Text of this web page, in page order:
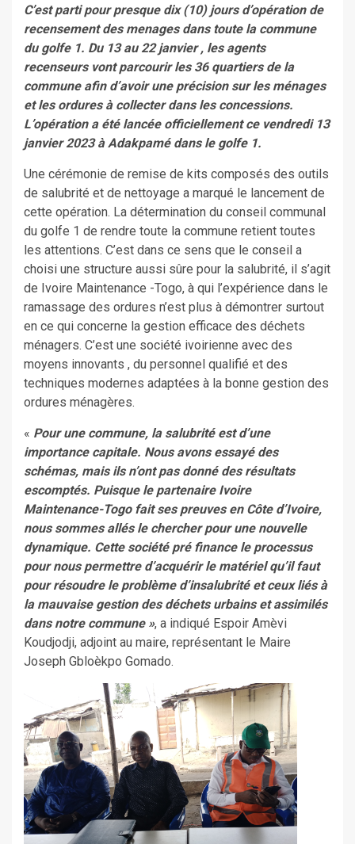
C’est parti pour presque dix (10) jours d’opération de
recensement des menages dans toute la commune
du golfe 1. Du 13 au 22 janvier , les agents
recenseurs vont parcourir les 36 quartiers de la
commune afin d’avoir une précision sur les ménages
et les ordures à collecter dans les concessions.
L’opération a été lancée officiellement ce vendredi 13
janvier 2023 à Adakpamé dans le golfe 1.
Une cérémonie de remise de kits composés des outils
de salubrité et de nettoyage a marqué le lancement de
cette opération. La détermination du conseil communal
du golfe 1 de rendre toute la commune retient toutes
les attentions. C’est dans ce sens que le conseil a
choisi une structure aussi sûre pour la salubrité, il s’agit
de Ivoire Maintenance -Togo, à qui l’expérience dans le
ramassage des ordures n’est plus à démontrer surtout
en ce qui concerne la gestion efficace des déchets
ménagers. C’est une société ivoirienne avec des
moyens innovants , du personnel qualifié et des
techniques modernes adaptées à la bonne gestion des
ordures ménagères.
« Pour une commune, la salubrité est d’une
importance capitale. Nous avons essayé des
schémas, mais ils n’ont pas donné des résultats
escomptés. Puisque le partenaire Ivoire
Maintenance-Togo fait ses preuves en Côte d’Ivoire,
nous sommes allés le chercher pour une nouvelle
dynamique. Cette société pré finance le processus
pour nous permettre d’acquérir le matériel qu’il faut
pour résoudre le problème d’insalubrité et ceux liés à
la mauvaise gestion des déchets urbains et assimilés
dans notre commune », a indiqué Espoir Amèvi
Koudjodji, adjoint au maire, représentant le Maire
Joseph Gbloèkpo Gomado.